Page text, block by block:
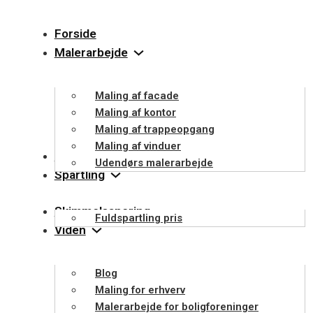
Forside
Malerarbejde
Maling af facade
Maling af kontor
Maling af trappeopgang
Maling af vinduer
Udendørs malerarbejde
Spartling
Fuldspartling pris
Skimmelsanering
Viden
Blog
Maling for erhverv
Malerarbejde for boligforeninger